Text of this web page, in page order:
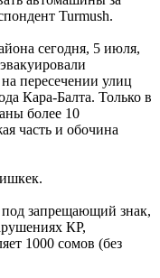
Turmush.
сегодня, 5 июля,
пересечении улиц
Кара-Балта. Только в
более 10
часть и обочина
под запрещающий знак,
КР,
1000 сомов (без